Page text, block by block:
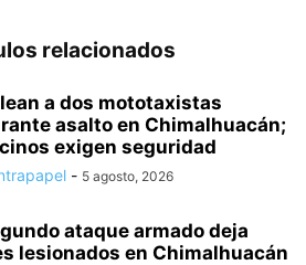
relacionados
a dos mototaxistas
asalto en Chimalhuacán;
exigen seguridad
- 5 agosto, 2026
ataque armado deja
lesionados en Chimalhuacán